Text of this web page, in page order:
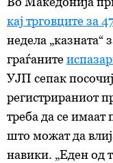
кај трговците за
недела „казната“
граѓаните
УЈП сепак
регистрираниот
треба да се
што можат да
навики. „Еден од